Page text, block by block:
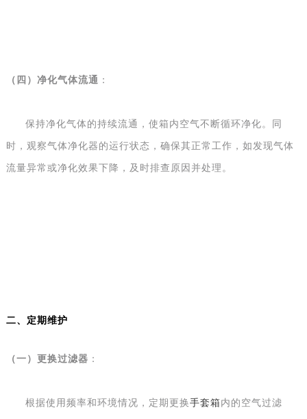
（ 四 ） 净化气体流通 ：
保持净化气体的持续流通，使箱内空气不断循环净化。同
时，观察气体净化器的运行状态，确保其正常工作，如发现气体
流量异常或净化效果下降，及时排查原因并处理。
二、 定期维护
（一 ） 更换过滤器 ：
根据使用频率和环境情况，定期更换手套箱内的空气过滤